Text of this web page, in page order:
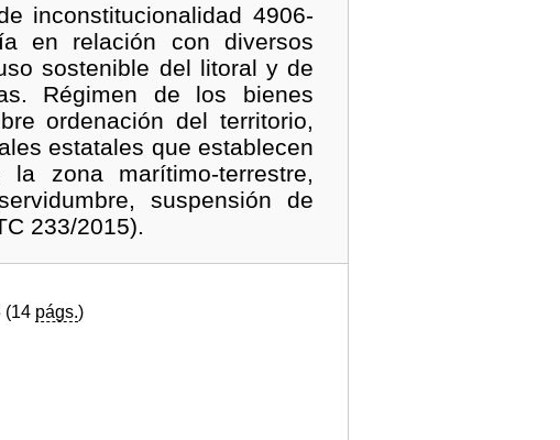
inconstitucionalidad 4906-
en relación con diversos
sostenible del litoral y de
Régimen de los bienes
ordenación del territorio,
estatales que establecen
zona marítimo-terrestre,
suspensión de
233/2015).
(14 págs.)